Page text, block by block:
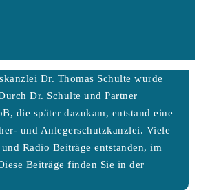
Dr. Thomas Schulte wurde
Dr. Schulte und Partner
die später dazukam, entstand eine
und Anlegerschutzkanzlei. Viele
Radio Beiträge entstanden, im
Beiträge finden Sie in der